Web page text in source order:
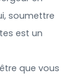
soumettre
est un
que vous